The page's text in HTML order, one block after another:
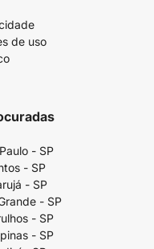
de uso
- SP
- SP
- SP
- SP
- SP
- SP